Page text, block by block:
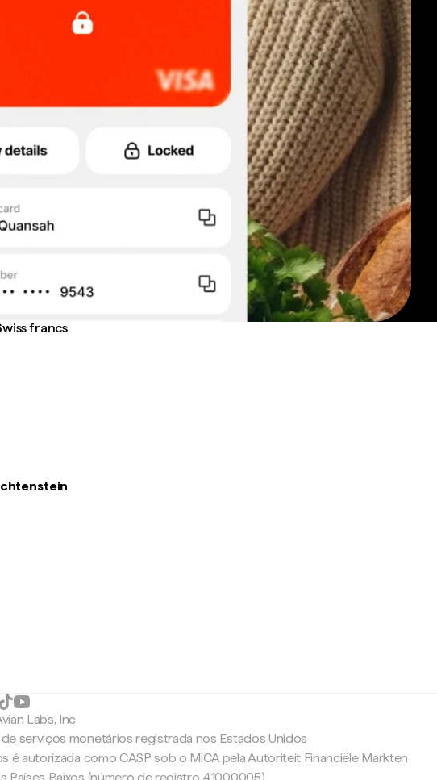
francs
Labs, Inc
de serviços monetários registrada nos Estados Unidos
é autorizada como CASP sob o MiCA pela Autoriteit Financiële Markten